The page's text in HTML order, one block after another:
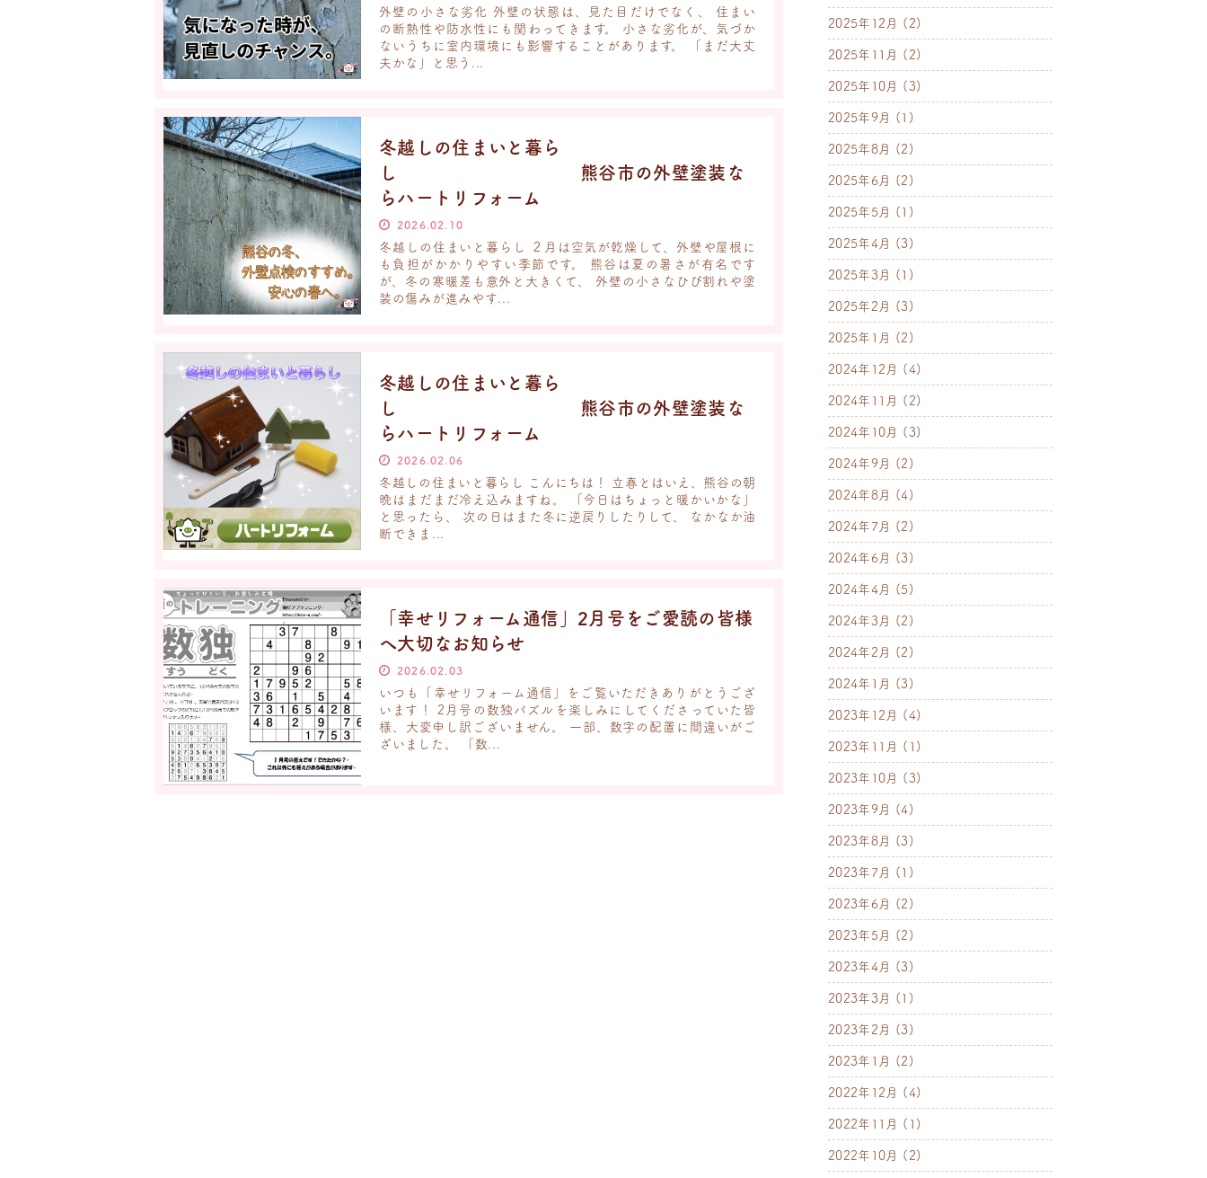
外壁の小さな劣化 外壁の状態は、見た目だけでなく、 住まい
の断熱性や防水性にも関わってきます。 小さな劣化が、気づか
ないうちに室内環境にも影響することがあります。 「まだ大丈
夫かな」と思う...
冬越しの住まいと暮ら
し 熊谷市の外壁塗装な
らハートリフォーム
2026.02.10
冬越しの住まいと暮らし ２月は空気が乾燥して、外壁や屋根に
も負担がかかりやすい季節です。 熊谷は夏の暑さが有名です
が、冬の寒暖差も意外と大きくて、 外壁の小さなひび割れや塗
装の傷みが進みやす...
冬越しの住まいと暮ら
し 熊谷市の外壁塗装な
らハートリフォーム
2026.02.06
冬越しの住まいと暮らし こんにちは！ 立春とはいえ、熊谷の朝
晩はまだまだ冷え込みますね。 「今日はちょっと暖かいかな」
と思ったら、 次の日はまた冬に逆戻りしたりして、 なかなか油
断できま...
「幸せリフォーム通信」2月号をご愛読の皆様
へ大切なお知らせ
2026.02.03
いつも「幸せリフォーム通信」をご覧いただきありがとうござ
います！ 2月号の数独パズルを楽しみにしてくださっていた皆
様、大変申し訳ございません。 一部、数字の配置に間違いがご
ざいました。 「数...
2025年12月 (2)
2025年11月 (2)
2025年10月 (3)
2025年9月 (1)
2025年8月 (2)
2025年6月 (2)
2025年5月 (1)
2025年4月 (3)
2025年3月 (1)
2025年2月 (3)
2025年1月 (2)
2024年12月 (4)
2024年11月 (2)
2024年10月 (3)
2024年9月 (2)
2024年8月 (4)
2024年7月 (2)
2024年6月 (3)
2024年4月 (5)
2024年3月 (2)
2024年2月 (2)
2024年1月 (3)
2023年12月 (4)
2023年11月 (1)
2023年10月 (3)
2023年9月 (4)
2023年8月 (3)
2023年7月 (1)
2023年6月 (2)
2023年5月 (2)
2023年4月 (3)
2023年3月 (1)
2023年2月 (3)
2023年1月 (2)
2022年12月 (4)
2022年11月 (1)
2022年10月 (2)